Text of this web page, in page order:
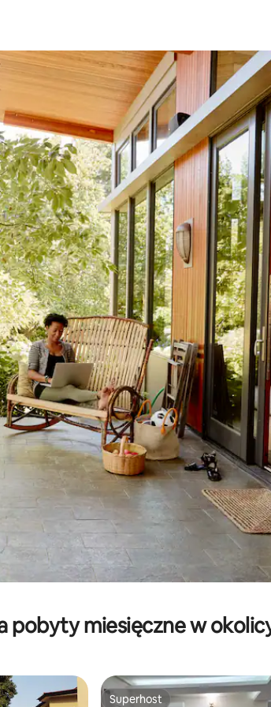
klawiszy strzałek w górę i w dół lub przeglądać
pobyty miesięczne w
Superhost